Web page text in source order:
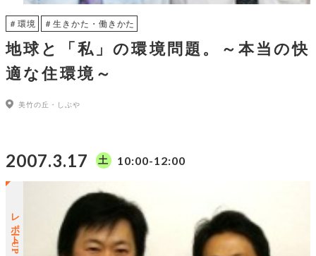
＃環境 ＃生きかた・働きかた
地球と「私」の環境問題。～本当の快
適な住環境～
美竹の丘・しぶや
2007.3.17 土 10:00-12:00
レポートUP